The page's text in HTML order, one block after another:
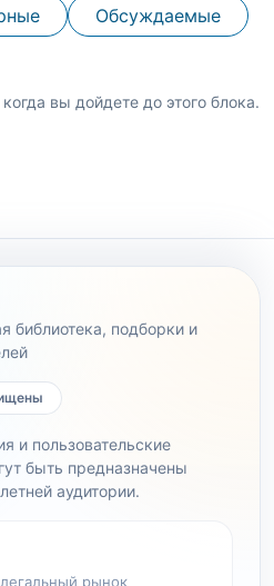
Обсуждаемые
вы дойдете до этого блока.
библиотека, подборки и
и пользовательские
быть предназначены
аудитории.
рынок